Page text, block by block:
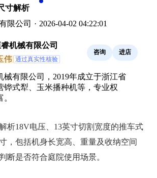
寸解析
限公司 · 2026-04-02 04:22:01
机械有限公司
伟 通过真实性核验
咨询 进店
械有限公司，2019年成立于浙江省
铧式犁、玉米播种机等，专业权
析18V电压、13英寸切割宽度的推车式
，包括机身长宽高、重量及收纳空间
断是否符合庭院使用场景。